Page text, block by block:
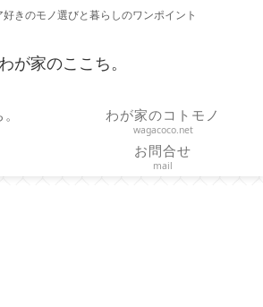
きのモノ選びと暮らしのワンポイント
が家のここち。
わが家のコトモノ
wagacoco.net
お問合せ
mail